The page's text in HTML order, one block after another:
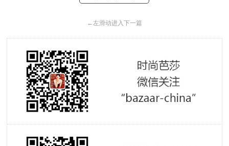
← 左滑动进入下一篇